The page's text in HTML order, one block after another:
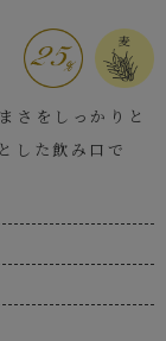
さをしっかりと
した飲み口で